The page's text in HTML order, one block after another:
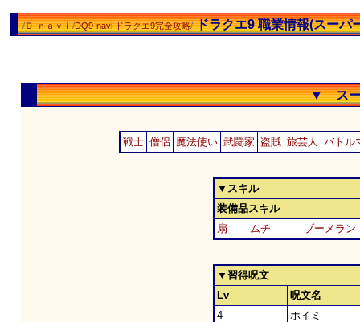
/Ｄ-ｎａｖｉ/DQ9-navi ドラクエ9完全攻略/ドラクエ9 職業情報(スーパ
▼ スー
戦士 僧侶 魔法使い 武闘家 盗賊 旅芸人 バトル
▼スキル
装備品スキル
扇
ムチ ブーメラン
▼習得呪文
Lv
呪文名
4
ホイミ